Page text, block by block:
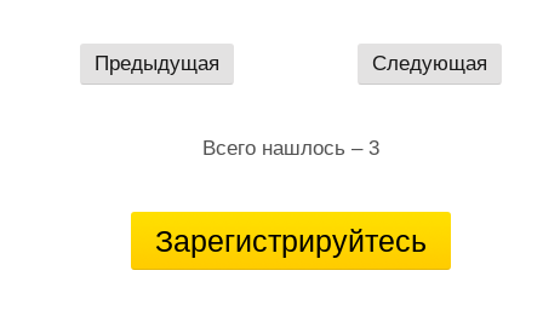
Предыдущая Следующая
Всего нашлось – 3
Зарегистрируйтесь